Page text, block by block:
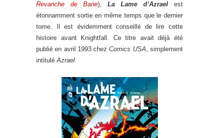
Revanche de Bane), La Lame d’Azrael est
étonnamment sortie en même temps que le dernier
tome. Il est évidemment conseillé de lire cette
histoire avant Knightfall. Ce titre avait déjà été
publié en avril 1993 chezComics USA, simplement
intituléAzrael.